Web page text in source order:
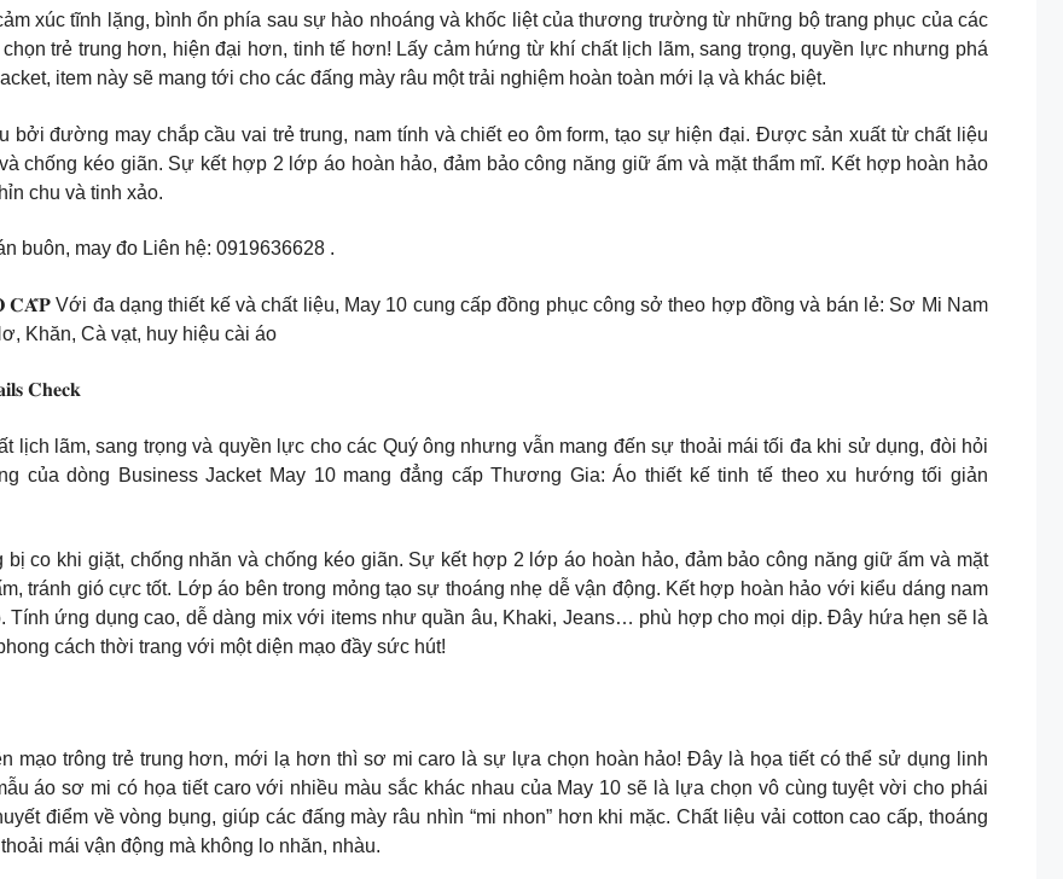
xúc tĩnh lặng, bình ổn phía sau sự hào nhoáng và khốc liệt của thương trường từ những bộ trang phục của các
trẻ trung hơn, hiện đại hơn, tinh tế hơn! Lấy cảm hứng từ khí chất lịch lãm, sang trọng, quyền lực nhưng phá
item này sẽ mang tới cho các đấng mày râu một trải nghiệm hoàn toàn mới lạ và khác biệt.
đường may chắp cầu vai trẻ trung, nam tính và chiết eo ôm form, tạo sự hiện đại. Được sản xuất từ chất liệu
chống kéo giãn. Sự kết hợp 2 lớp áo hoàn hảo, đảm bảo công năng giữ ấm và mặt thẩm mĩ. Kết hợp hoàn hảo
chu và tinh xảo.
buôn, may đo Liên hệ: 0919636628 .
đa dạng thiết kế và chất liệu, May 10 cung cấp đồng phục công sở theo hợp đồng và bán lẻ: Sơ Mi Nam
Khăn, Cà vạt, huy hiệu cài áo
𝐂𝐡𝐞𝐜𝐤
lịch lãm, sang trọng và quyền lực cho các Quý ông nhưng vẫn mang đến sự thoải mái tối đa khi sử dụng, đòi hỏi
của dòng Business Jacket May 10 mang đẳng cấp Thương Gia: Áo thiết kế tinh tế theo xu hướng tối giản
co khi giặt, chống nhăn và chống kéo giãn. Sự kết hợp 2 lớp áo hoàn hảo, đảm bảo công năng giữ ấm và mặt
tránh gió cực tốt. Lớp áo bên trong mỏng tạo sự thoáng nhẹ dễ vận động. Kết hợp hoàn hảo với kiểu dáng nam
Tính ứng dụng cao, dễ dàng mix với items như quần âu, Khaki, Jeans… phù hợp cho mọi dịp. Đây hứa hẹn sẽ là
cách thời trang với một diện mạo đầy sức hút!
mạo trông trẻ trung hơn, mới lạ hơn thì sơ mi caro là sự lựa chọn hoàn hảo! Đây là họa tiết có thể sử dụng linh
áo sơ mi có họa tiết caro với nhiều màu sắc khác nhau của May 10 sẽ là lựa chọn vô cùng tuyệt vời cho phái
điểm về vòng bụng, giúp các đấng mày râu nhìn “mi nhon” hơn khi mặc. Chất liệu vải cotton cao cấp, thoáng
mái vận động mà không lo nhăn, nhàu.